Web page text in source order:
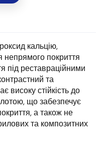
кальцію,
непрямого покриття
під реставраційними
та
високу стійкість до
що забезпечує
а також не
та композитних